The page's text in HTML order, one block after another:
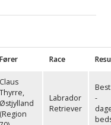
Fører Race
Claus
Thyrre,
Østjylland
(Region
Labrador
Retriever
-